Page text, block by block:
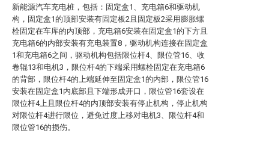
新能源汽车充电桩，包括：固定盒1、充电箱6和驱动机
构，固定盒1的顶部安装有固定板2且固定板2采用膨胀螺
栓固定在车库的内顶部，充电箱6安装在固定盒1的下方且
充电箱6的内部安装有充电装置8，驱动机构连接在固定盒
1和充电箱6之间，驱动机构包括限位杆4、限位管16、收
卷辊13和电机3，限位杆4的下端采用螺栓固定在充电箱6
的背部，限位杆4的上端延伸至固定盒1的内部，限位管16
安装在固定盒1内底部且下端形成开口，限位管16套设在
限位杆4上且限位杆4的内顶部安装有停止机构，停止机构
对限位杆4进行限位，避免过度上移对电机3、限位杆4和
限位管16的损伤。